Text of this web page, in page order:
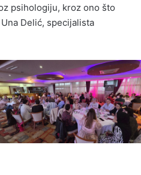
psihologiju, kroz ono što
Delić, specijalista